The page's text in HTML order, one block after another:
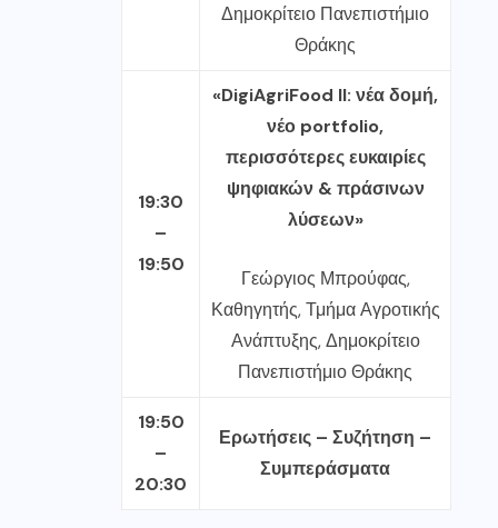
Δημοκρίτειο Πανεπιστήμιο
Θράκης
19:30
–
19:50
«DigiAgriFood II: νέα δομή,
νέο portfolio,
περισσότερες ευκαιρίες
ψηφιακών & πράσινων
λύσεων»
Γεώργιος Μπρούφας,
Καθηγητής, Τμήμα Αγροτικής
Ανάπτυξης, Δημοκρίτειο
Πανεπιστήμιο Θράκης
19:50
–
20:30
Ερωτήσεις – Συζήτηση –
Συμπεράσματα